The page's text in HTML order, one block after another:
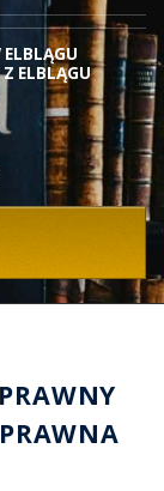
ELBLĄGU